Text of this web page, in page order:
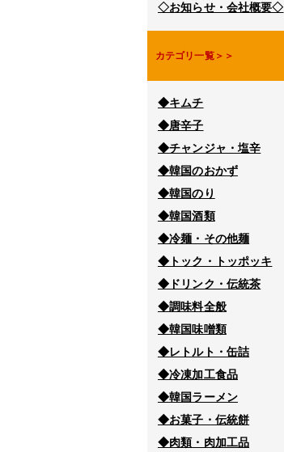
◇お知らせ・会社概要◇
カテゴリ一覧＞＞
◆キムチ
◆唐辛子
◆チャンジャ・塩辛
◆韓国のおかず
◆韓国のり
◆韓国酒類
◆冷麺・その他麺
◆トック・トッポッキ
◆ドリンク・伝統茶
◆調味料全般
◆韓国味噌類
◆レトルト・缶詰
◆冷凍加工食品
◆韓国ラーメン
◆お菓子・伝統餅
◆肉類・肉加工品